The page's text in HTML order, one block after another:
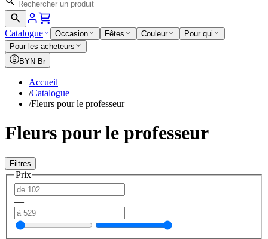
Catalogue Occasion Fêtes Couleur
Pour qui
Pour les acheteurs
BYN Br
Accueil
/Catalogue
/Fleurs pour le professeur
Fleurs pour le professeur
Filtres
Prix
—